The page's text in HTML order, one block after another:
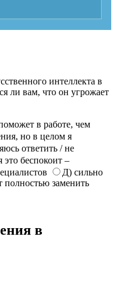
интеллекта в
ли вам, что он угрожает
в работе, чем
но в целом я
ответить / не
это беспокоит –
Д) сильно
заменить
в